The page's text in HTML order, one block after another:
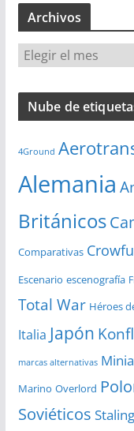
Archivos
c
v
s
Nube de
4Ground
Alemania
Británicos
Comparativas
Escenario escenografía
Total War Héroes
Italia Japón
marcas alternativas
Marino Overlord
Soviéticos